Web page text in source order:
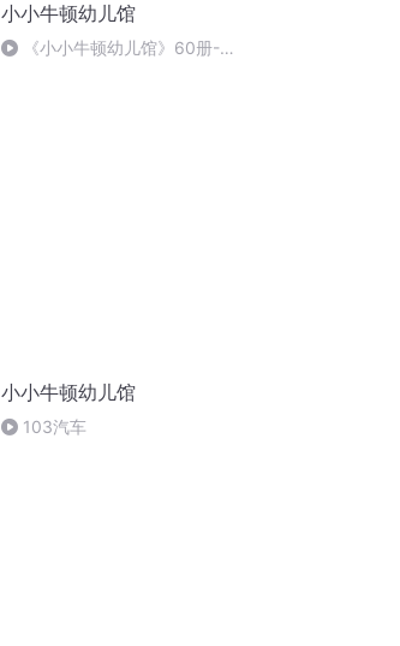
小小牛顿幼儿馆
《小小牛顿幼儿馆》60册-6
小小牛顿幼儿馆
103汽车